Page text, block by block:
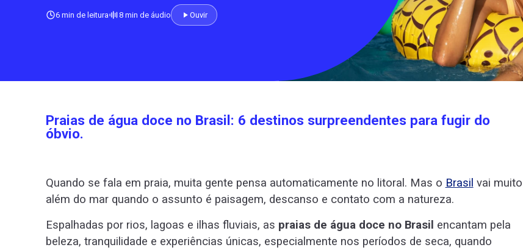
6 min de leitura 8 min de áudio Ouvir
Praias de água doce no Brasil: 6 destinos surpreendentes para fugir do
óbvio.
Quando se fala em praia, muita gente pensa automaticamente no litoral. Mas o Brasil vai muito
além do mar quando o assunto é paisagem, descanso e contato com a natureza.
Espalhadas por rios, lagoas e ilhas fluviais, as praias de água doce no Brasil encantam pela
beleza, tranquilidade e experiências únicas, especialmente nos períodos de seca, quando